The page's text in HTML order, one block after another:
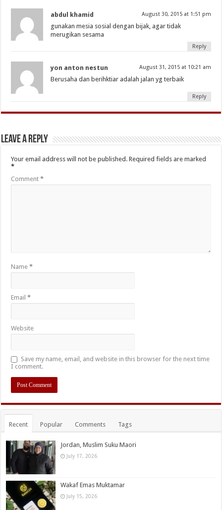
abdul khamid August 30, 2015 at 1:51 pm
gunakan mesia sosial dengan bijak, agar tidak
merugikan sesama
Reply
yon anton nestun August 31, 2015 at 10:21 am
Berusaha dan berihktiar adalah jalan yg terbaik
Reply
Leave a Reply
Your email address will not be published. Required fields are marked
*
Comment*
Name*
Email*
Website
Save my name, email, and website in this browser for the next time
I comment.
Recent Popular Comments Tags
Jordan, Muslim Suku Maori
July 17, 2026
Wakaf Emas Muktamar
July 15, 2026